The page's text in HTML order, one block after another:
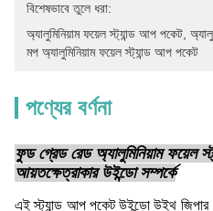
বিশেষভাবে তুলে ধরা:
অ্যালুমিনিয়াম ফয়েল স্ট্যান্ড আপ পকেট
মপ অ্যালুমিনিয়াম ফয়েল স্ট্যান্ড আপ পকেট
পণ্যের বর্ণনা
ফুড গ্রেড রেড অ্যালুমিনিয়াম ফয়েল
আয়তক্ষেত্রাকার উইন্ডো সম্পর্কে
এই স্ট্যান্ড আপ পকেট উইন্ডো উইথ জিপার